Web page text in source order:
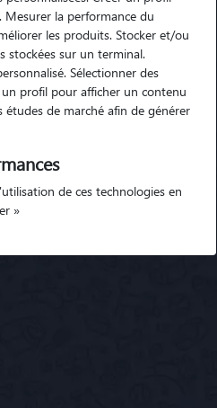
Mesurer la performance du
les produits. Stocker et/ou
stockées sur un terminal.
Sélectionner des
profil pour afficher un contenu
études de marché afin de générer
de ces technologies en
»